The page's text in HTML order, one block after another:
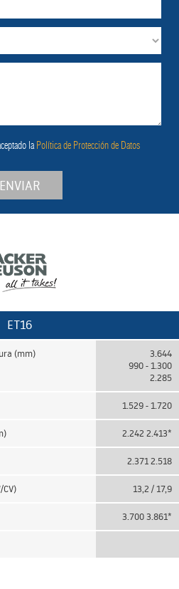
laPolítica de Protección de Datos
ENVIAR
ET16
(mm)
3.644
990 - 1.300
2.285
1.529 - 1.720
2.242 2.413*
2.371 2.518
13,2 / 17,9
3.700 3.861*